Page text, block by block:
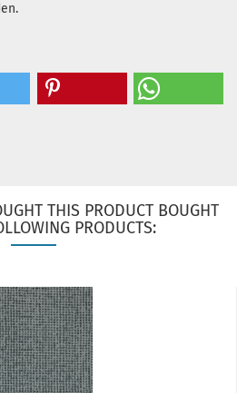
THIS PRODUCT BOUGHT
PRODUCTS: